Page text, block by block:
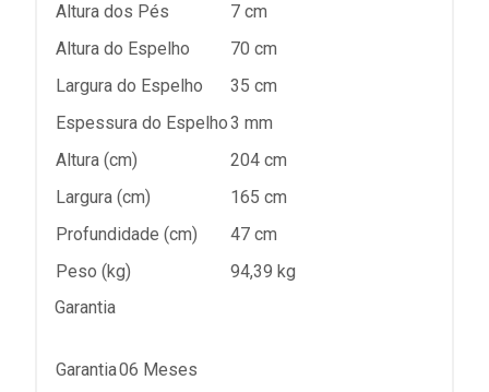
Altura dos Pés
7 cm
Altura do Espelho
70 cm
Largura do Espelho
35 cm
Espessura do Espelho3 mm
Altura (cm)
204 cm
Largura (cm)
165 cm
Profundidade (cm)
47 cm
Peso (kg)
94,39 kg
Garantia
Garantia06 Meses